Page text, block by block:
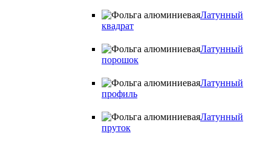
Латунный
квадрат
Латунный
порошок
Латунный
профиль
Латунный
пруток